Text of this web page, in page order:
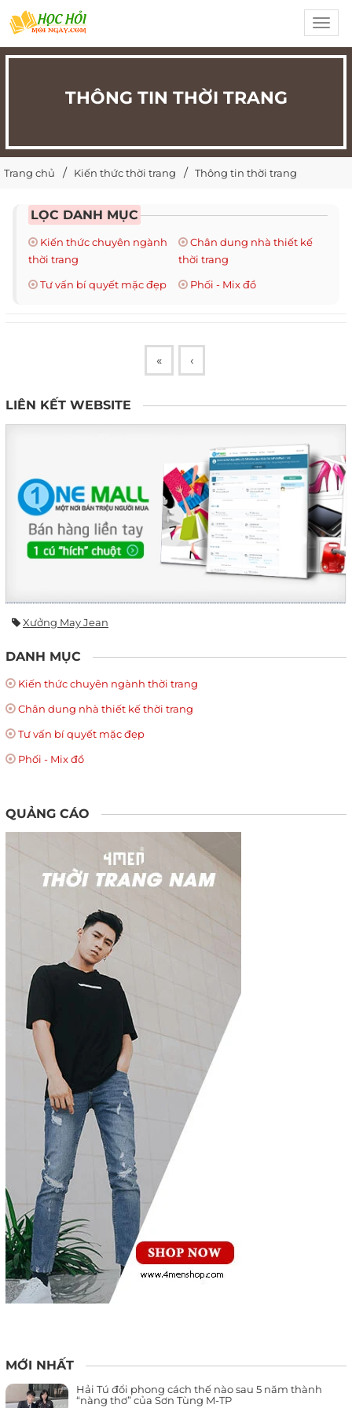
THÔNG TIN THỜI TRANG
Trang chủ Kiến thức thời trang Thông tin thời trang
LỌC DANH MỤC
Kiến thức chuyên ngành
thời trang
Chân dung nhà thiết kế
thời trang
Tư vấn bí quyết mặc đẹp
Phối - Mix đồ
« ‹
LIÊN KẾT WEBSITE
Xưởng May Jean
DANH MỤC
Kiến thức chuyên ngành thời trang
Chân dung nhà thiết kế thời trang
Tư vấn bí quyết mặc đẹp
Phối - Mix đồ
QUẢNG CÁO
MỚI NHẤT
Hải Tú đổi phong cách thế nào sau 5 năm thành
“nàng thơ” của Sơn Tùng M-TP